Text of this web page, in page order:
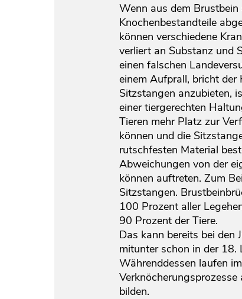
Wenn aus dem
Knochenbestandteile
können verschiedene
verliert an Substanz und
einen falschen
einem Aufprall, bricht der
Sitzstangen anzubieten,
einer tiergerechten
Tieren mehr Platz zur
können und die
rutschfesten Material
Abweichungen von der
können auftreten. Zum
Sitzstangen.
100 Prozent aller
90 Prozent der Tiere.
Das kann bereits bei den
mitunter schon in der 18.
Währenddessen laufen
bilden.